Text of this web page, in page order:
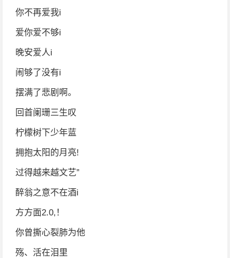
你不再爱我i
爱你爱不够i
晚安爱人i
闹够了没有i
摆满了悲剧啊。
回首阑珊三生叹
柠檬树下少年蓝
拥抱太阳的月亮!
过得越来越文艺”
醉翁之意不在酒i
方方面2.0,！
你曾撕心裂肺为他
殇、活在泪里